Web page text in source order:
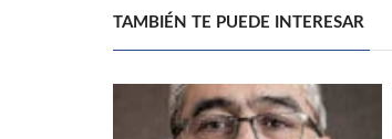
TAMBIÉN TE PUEDE INTERESAR